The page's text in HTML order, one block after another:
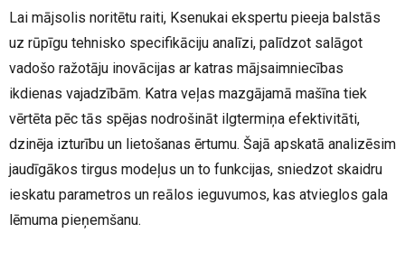
Lai mājsolis noritētu raiti, Ksenukai ekspertu pieeja balstās
uz rūpīgu tehnisko specifikāciju analīzi, palīdzot salāgot
vadošo ražotāju inovācijas ar katras mājsaimniecības
ikdienas vajadzībām. Katra veļas mazgājamā mašīna tiek
vērtēta pēc tās spējas nodrošināt ilgtermiņa efektivitāti,
dzinēja izturību un lietošanas ērtumu. Šajā apskatā analizēsim
jaudīgākos tirgus modeļus un to funkcijas, sniedzot skaidru
ieskatu parametros un reālos ieguvumos, kas atvieglos gala
lēmuma pieņemšanu.